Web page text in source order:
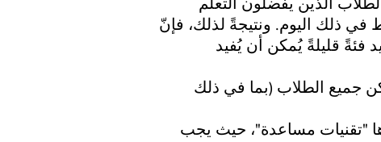
ذلك اليوم. ونتيجةً لذلك، فإنّ
فئةً قليلةً يُمكن أن يُفيد
جميع الطلاب (بما في ذلك
"تقنيات مساعدة"، حيث يجب